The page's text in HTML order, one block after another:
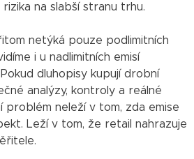
na slabší stranu trhu.
netýká pouze podlimitních
i u nadlimitních emisí
dluhopisy kupují drobní
analýzy, kontroly a reálné
problém neleží v tom, zda emise
Leží v tom, že retail nahrazuje